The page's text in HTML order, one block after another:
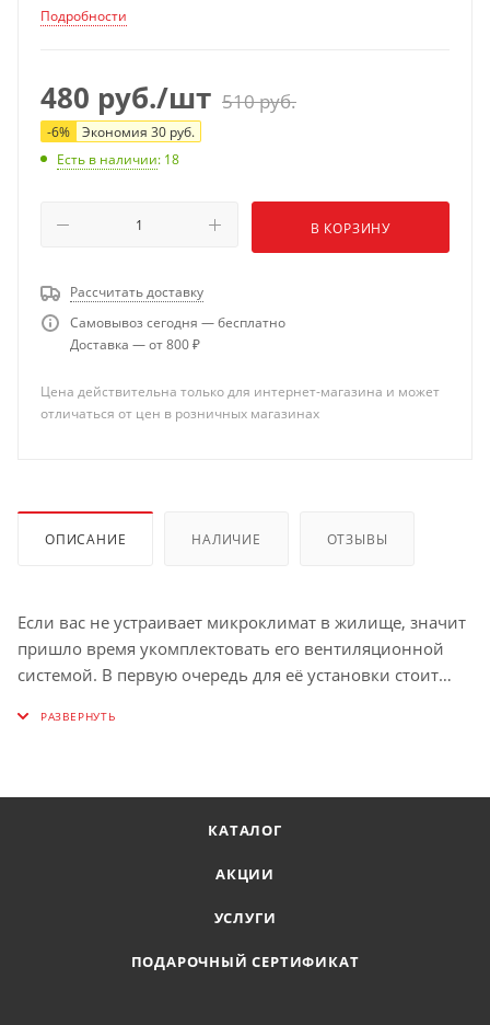
вентиляционные каналы.
Подробности
480 руб./шт 510руб.
-6% Экономия 30 руб.
Есть в наличии: 18
В КОРЗИНУ
Рассчитать доставку
Самовывоз сегодня — бесплатно
Доставка — от 800 ₽
Цена действительна только для интернет-магазина и может
отличаться от цен в розничных магазинах
ОПИСАНИЕ НАЛИЧИЕ ОТЗЫВЫ
Если вас не устраивает микроклимат в жилище, значит
пришло время укомплектовать его вентиляционной
системой. В первую очередь для её установки стоит
сможете в самые сжатые сроки провести герметичные
систем вентиляции небольших и средних помещений.
КАТАЛОГ
АКЦИИ
УСЛУГИ
ПОДАРОЧНЫЙ СЕРТИФИКАТ